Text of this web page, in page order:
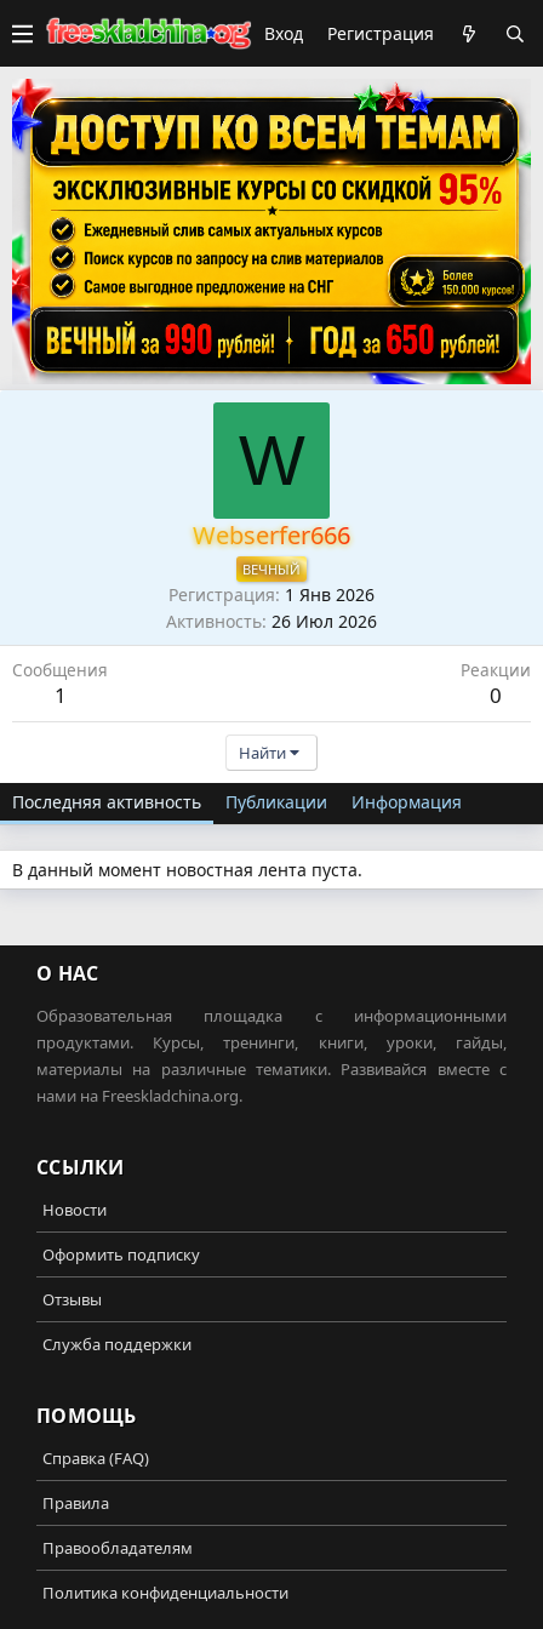
Вход Регистрация
W
Webserfer666
ВЕЧНЫЙ
Регистрация 1 Янв 2026
Активность 26 Июл 2026
Сообщения
1
Реакции
0
Найти
Последняя активность Публикации Информация
В данный момент новостная лента пуста.
О НАС
Образовательная площадка с информационными
продуктами. Курсы, тренинги, книги, уроки, гайды,
материалы на различные тематики. Развивайся вместе с
нами на Freeskladchina.org.
ССЫЛКИ
Новости
Оформить подписку
Отзывы
Служба поддержки
ПОМОЩЬ
Справка (FAQ)
Правила
Правообладателям
Политика конфиденциальности